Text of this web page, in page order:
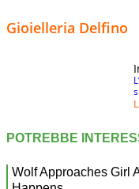
Gioielleria Delfino